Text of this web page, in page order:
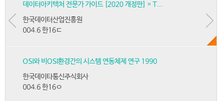
데이터아키텍처 전문가 가이드 [2020 개정판] = T...
한국데이터산업진흥원
004.6 한16ㄷ
OSI와 비OSI환경간의 시스템 연동체제 연구 1990
한국데이타통신주식회사
004.6 한16ㅇ